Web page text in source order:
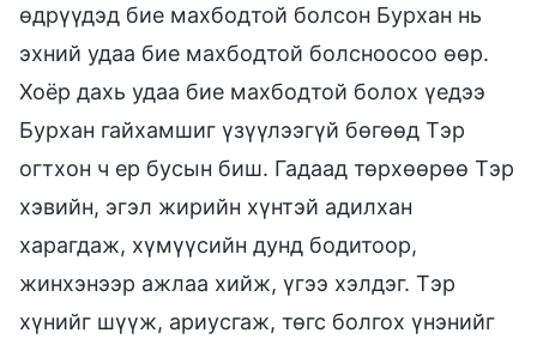
өдрүүдэд бие махбодтой болсон Бурхан нь
эхний удаа бие махбодтой болсноосоо өөр.
Хоёр дахь удаа бие махбодтой болох үедээ
Бурхан гайхамшиг үзүүлээгүй бөгөөд Тэр
огтхон ч ер бусын биш. Гадаад төрхөөрөө Тэр
хэвийн, эгэл жирийн хүнтэй адилхан
харагдаж, хүмүүсийн дунд бодитоор,
жинхэнээр ажлаа хийж, үгээ хэлдэг. Тэр
хүнийг шүүж, ариусгаж, төгс болгох үнэнийг